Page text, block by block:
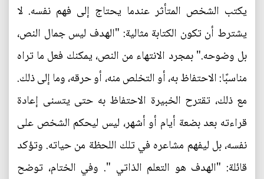
يكتب الشخص المتأثر عندما يحتاج إلى فهم نفسه. لا
يشترط أن تكون الكتابة مثالية: "الهدف ليس جمال النص،
بل وضوحه." بمجرد الانتهاء من النص، يمكنك فعل ما تراه
مناسبًا: الاحتفاظ به، أو التخلص منه، أو حرقه، وما إلى ذلك.
مع ذلك، تقترح الخبيرة الاحتفاظ به حتى يتسنى إعادة
قراءته بعد بضعة أيام أو أشهر، ليس ليحكم الشخص على
نفسه، بل ليفهم مشاعره في تلك اللحظة من حياته. وتؤكد
قائلة: "الهدف هو التعلم الذاتي ". وفي الختام، توضح